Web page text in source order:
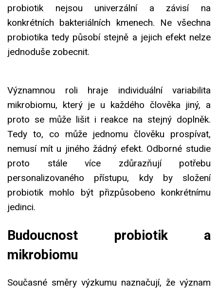
probiotik nejsou univerzální a závisí na
konkrétních bakteriálních kmenech. Ne všechna
probiotika tedy působí stejně a jejich efekt nelze
jednoduše zobecnit.
Významnou roli hraje individuální variabilita
mikrobiomu, který je u každého člověka jiný, a
proto se může lišit i reakce na stejný doplněk.
Tedy to, co může jednomu člověku prospívat,
nemusí mít u jiného žádný efekt. Odborné studie
proto stále více zdůrazňují potřebu
personalizovaného přístupu, kdy by složení
probiotik mohlo být přizpůsobeno konkrétnímu
jedinci.
Budoucnost probiotik a
mikrobiomu
Současné směry výzkumu naznačují, že význam